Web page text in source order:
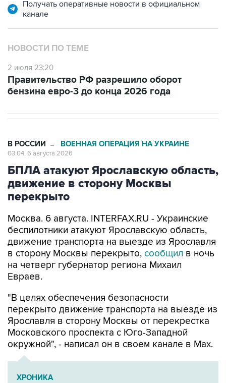
Получать оперативные новости в официальном
канале
НОВОСТИ ПО ТЕМЕ
2 июля 23:20
Правительство РФ разрешило оборот
бензина евро-3 до конца 2026 года
В РОССИИ → ВОЕННАЯ ОПЕРАЦИЯ НА УКРАИНЕ
03:04, 6 августа 2026
БПЛА атакуют Ярославскую область,
движение в сторону Москвы
перекрыто
Москва. 6 августа. INTERFAX.RU - Украинские
беспилотники атакуют Ярославскую область,
движение транспорта на выезде из Ярославля
в сторону Москвы перекрыто, сообщил в ночь
на четверг губернатор региона Михаил
Евраев.
"В целях обеспечения безопасности
перекрыто движение транспорта на выезде из
Ярославля в сторону Москвы от перекрестка
Московского проспекта с Юго-Западной
окружной", - написал он в своем канале в Мах.
ХРОНИКА